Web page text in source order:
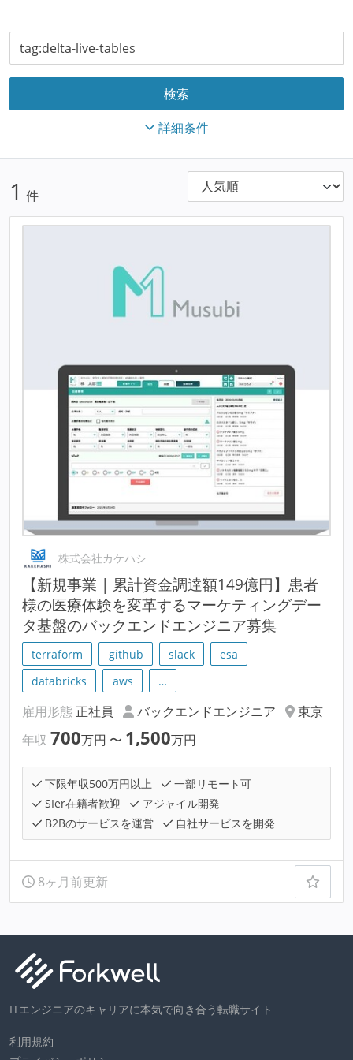
詳細条件
1 件
株式会社カケハシ
【新規事業 | 累計資金調達額149億円】患者
様の医療体験を変革するマーケティングデー
タ基盤のバックエンドエンジニア募集
terraform github slack
esa
databricks
aws …
雇用形態 正社員 バックエンドエンジニア
東京
年収 700万円 〜 1,500万円
下限年収500万円以上
一部リモート可
SIer在籍者歓迎
アジャイル開発
B2Bのサービスを運営
自社サービスを開発
8ヶ月前更新
ITエンジニアのキャリアに本気で向き合う転職サイト
利用規約